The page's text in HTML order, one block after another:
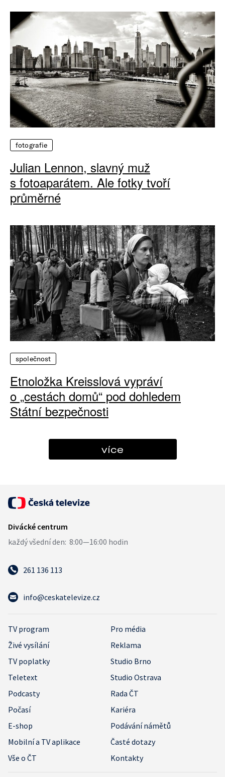
fotografie
Julian Lennon, slavný muž
s fotoaparátem. Ale fotky tvoří
průměrné
společnost
Etnoložka Kreisslová vypráví
o „cestách domů“ pod dohledem
Státní bezpečnosti
více
261 136 113
info@ceskatelevize.cz
TV program
Pro média
Živé vysílání
Reklama
TV poplatky
Studio Brno
Teletext
Studio Ostrava
Podcasty
Rada ČT
Počasí
Kariéra
E-shop
Podávání námětů
Mobilní a TV aplikace
Časté dotazy
Vše o ČT
Kontakty